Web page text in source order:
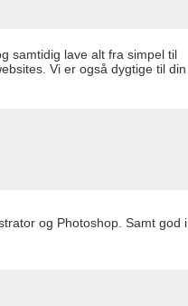
samtidig lave alt fra simpel til
Vi er også dygtige til din
og Photoshop. Samt god i
different sources